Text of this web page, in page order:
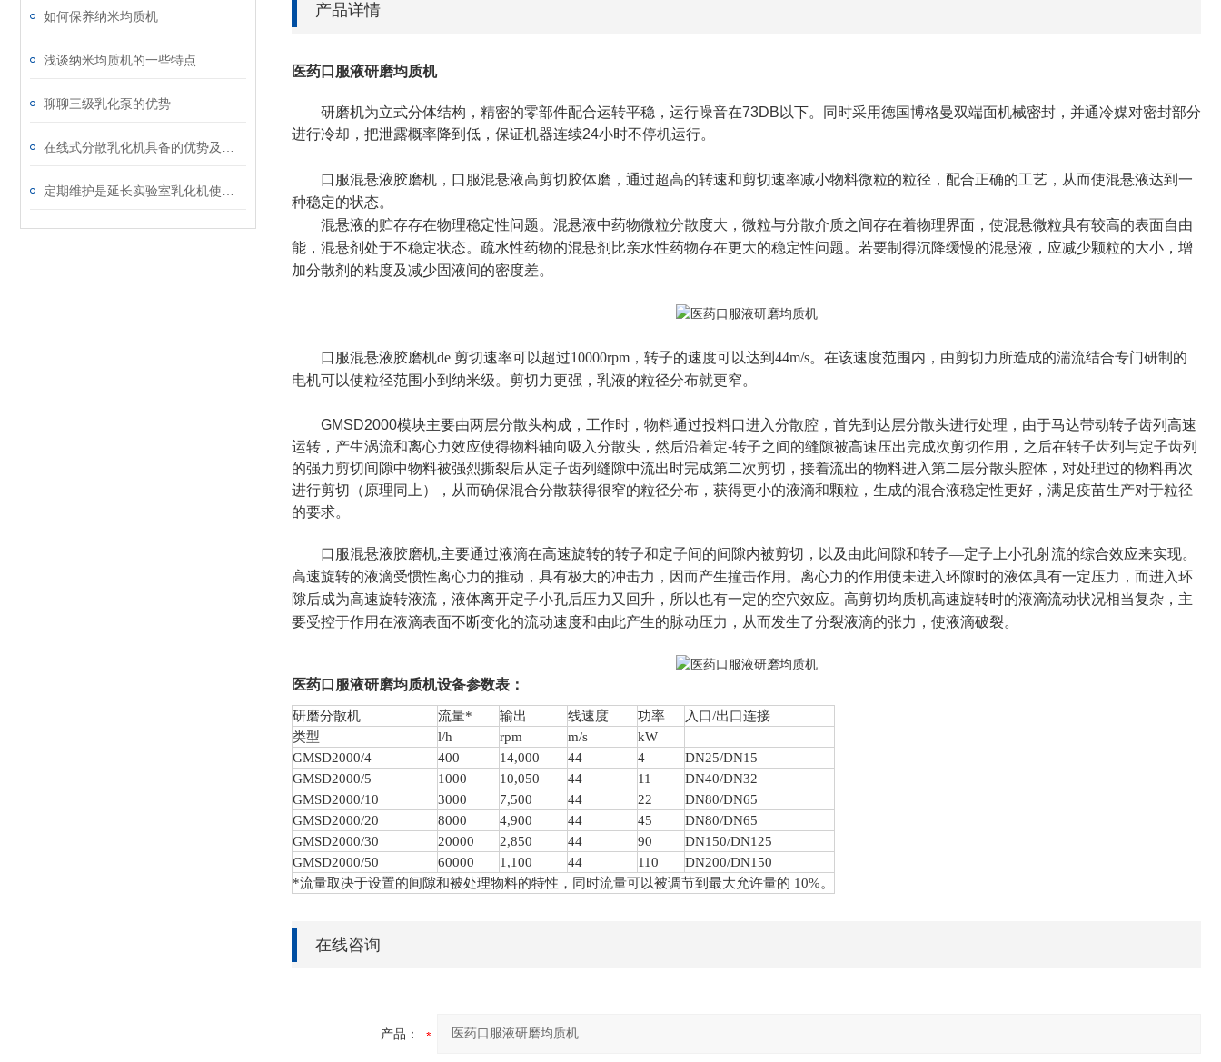
如何保养纳米均质机
浅谈纳米均质机的一些特点
聊聊三级乳化泵的优势
产品详情
医药口服液研磨均质机
研磨机为立式分体结构，精密的零部件配合运转平稳，运行噪音在73DB 以下。同时采用德国博格曼双端面机械密封，并通冷媒对密封部分
进行冷却，把泄露概率降到低，保证机器连续24小时不停机运行。
口服混悬液胶磨机，口服混悬液高剪切胶体磨，通过超高的转速和剪切速率减小物料微粒的粒径，配合正确的工艺，从而使混悬液达到一
种稳定的状态。
混悬液的贮存存在物理稳定性问题。混悬液中药物微粒分散度大，微粒与分散介质之间存在着物理界面，使混悬微粒具有较高的表面自由
能，混悬剂处于不稳定状态。疏水性药物的混悬剂比亲水性药物存在更大的稳定性问题。若要制得沉降缓慢的混悬液，应减少颗粒的大小，增
加分散剂的粘度及减少固液间的密度差。
口服混悬液胶磨机de 剪切速率可以超过10000rpm，转子的速度可以达到44m/s。在该速度范围内，由剪切力所造成的湍流结合专门研制的
电机可以使粒径范围小到纳米级。剪切力更强，乳液的粒径分布就更窄。
GMSD2000模块主要由两层分散头构成，工作时，物料通过投料口进入分散腔，首先到达层分散头进行处理，由于马达带动转子齿列高速
运转，产生涡流和离心力效应使得物料轴向吸入分散头，然后沿着定-转子之间的缝隙被高速压出完成次剪切作用，之后在转子齿列与定子齿列
的强力剪切间隙中物料被强烈撕裂后从定子齿列缝隙中流出时完成第二次剪切，接着流出的物料进入第二层分散头腔体，对处理过的物料再次
进行剪切（原理同上），从而确保混合分散获得很窄的粒径分布，获得更小的液滴和颗粒，生成的混合液稳定性更好，满足疫苗生产对于粒径
的要求。
口服混悬液胶磨机,主要通过液滴在高速旋转的转子和定子间的间隙内被剪切，以及由此间隙和转子—定子上小孔射流的综合效应来实现。
高速旋转的液滴受惯性离心力的推动，具有极大的冲击力，因而产生撞击作用。离心力的作用使未进入环隙时的液体具有一定压力，而进入环
隙后成为高速旋转液流，液体离开定子小孔后压力又回升，所以也有一定的空穴效应。高剪切均质机高速旋转时的液滴流动状况相当复杂，主
要受控于作用在液滴表面不断变化的流动速度和由此产生的脉动压力，从而发生了分裂液滴的张力，使液滴破裂。
医药口服液研磨均质机设备参数表：
研磨分散机 流量* 输出 线速度 功率 入口/出口连接
类型
l/h rpm m/s
kW
GMSD2000/4 400 14,000 44 4
DN25/DN15
GMSD2000/5 1000 10,050 44 11
DN40/DN32
GMSD2000/10 3000 7,500 44 22
DN80/DN65
GMSD2000/20 8000 4,900 44 45
DN80/DN65
GMSD2000/30 20000 2,850 44 90
DN150/DN125
GMSD2000/50 60000 1,100 44 110
DN200/DN150
*流量取决于设置的间隙和被处理物料的特性，同时流量可以被调节到最大允许量的 10%。
在线咨询
产品：